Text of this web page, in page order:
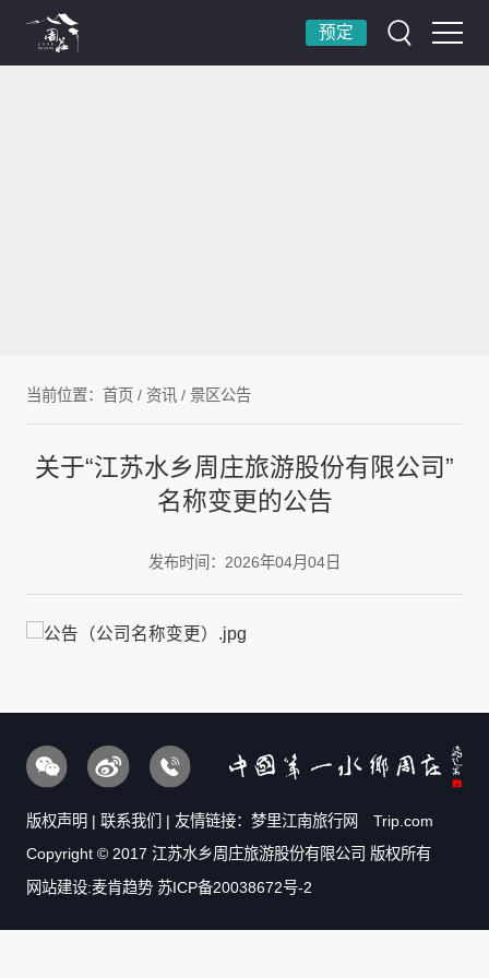
预定
当前位置： 首页 / 资讯 / 景区公告
关于“江苏水乡周庄旅游股份有限公司”
名称变更的公告
发布时间：2026年04月04日
版权声明 | 联系我们 | 友情链接： 梦里江南旅行网
Trip.com
Copyright © 2017 江苏水乡周庄旅游股份有限公司 版权所有
网站建设:麦肯趋势 苏ICP备20038672号-2